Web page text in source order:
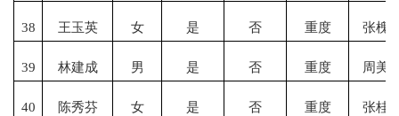
38 王玉英 女 是 否 重度 张槐
39 林建成 男 是 否 重度 周美
40 陈秀芬 女 是 否 重度 张桂